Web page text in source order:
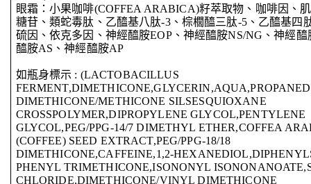
眼霜：小果咖啡(COFFEA ARABICA)籽萃取物、咖啡因、
糖苷、類蛇毒肽、乙醯基八肽-3、棕櫚醯三肽-5、乙醯基四
硫因、依克多因、神經醯胺EOP、神經醯胺NS/NG、神經醯
醯胺AS、神經醯胺AP
如瓶身標示 : (LACTOBACILLUS
DIMETHICONE/METHICONE SILSESQUIOXANE
CROSSPOLYMER,DIPROPYLENE GLYCOL,PENTYLENE
GLYCOL,PEG/PPG-14/7 DIMETHYL ETHER,COFFEA
(COFFEE) SEED EXTRACT,PEG/PPG-18/18
DIMETHICONE,CAFFEINE,1,2-
PHENYL TRIMETHICONE,ISONONYL
CHLORIDE,DIMETHICONE/VINYL DIMETHICONE